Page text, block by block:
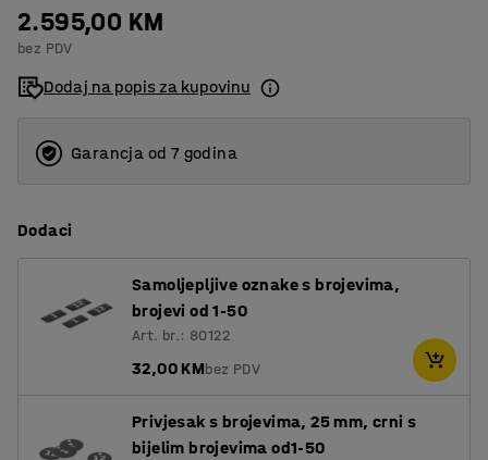
2
3
4
2.595,00 KM
bez PDV
Dodaj na popis za kupovinu
Garancja od 7 godina
Dodaci
Samoljepljive oznake s brojevima,
brojevi od 1-50
Art. br.: 80122
32,00 KMbez PDV
Privjesak s brojevima, 25 mm, crni s
bijelim brojevima od1-50